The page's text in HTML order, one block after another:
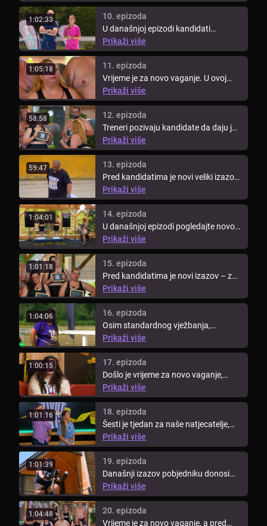
1:02:33
10. epizoda
U današnjoj epizodi kandidati
vježbaju u bazenu. Za izazov
kandidati ...
Prikaži više
1:05:18
11. epizoda
Vrijeme je za novo vaganje. U ovoj
epizodi pogledajte tko će se naći ...
Prikaži više
58:58
12. epizoda
Treneri pozivaju kandidate da daju još
više od sebe kako bi rezultati ...
Prikaži više
59:47
13. epizoda
Pred kandidatima je novi veliki izazov.
Pogledajte tko će ovoga puta ...
Prikaži više
1:04:01
14. epizoda
U današnjoj epizodi pogledajte novo
vaganje kantdidata i saznajte tko ...
Prikaži više
1:01:18
15. epizoda
Pred kandidatima je novi izazov – za
nagradu pobjednik može nazvati ...
Prikaži više
1:04:06
16. epizoda
Osim standardnog vježbanja,
kandidati moraju doslovno zaprljati
ruke. ...
Prikaži više
1:00:15
17. epizoda
Došlo je vrijeme za novo vaganje,
pogledajte tko je u ovom tjednu dao
...
Prikaži više
1:01:16
18. epizoda
Šesti je tjedan za naše natjecatelje,
pogledajte koliko su ...
Prikaži više
1:01:39
19. epizoda
Današnji izazov pobjedniku donosi
najvrjedniju nagradu – imunitet na ...
Prikaži više
1:04:48
20. epizoda
Vrijeme je za novo vaganje, a pred